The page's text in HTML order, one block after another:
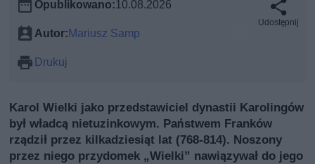
Opublikowano:10.08.2026
Autor: Mariusz Samp
Drukuj
Udostępnij
Karol Wielki jako przedstawiciel dynastii Karolingów
był władcą nietuzinkowym. Państwem Franków
rządził przez kilkadziesiąt lat (768-814). Noszony
przez niego przydomek „Wielki” nawiązywał do jego